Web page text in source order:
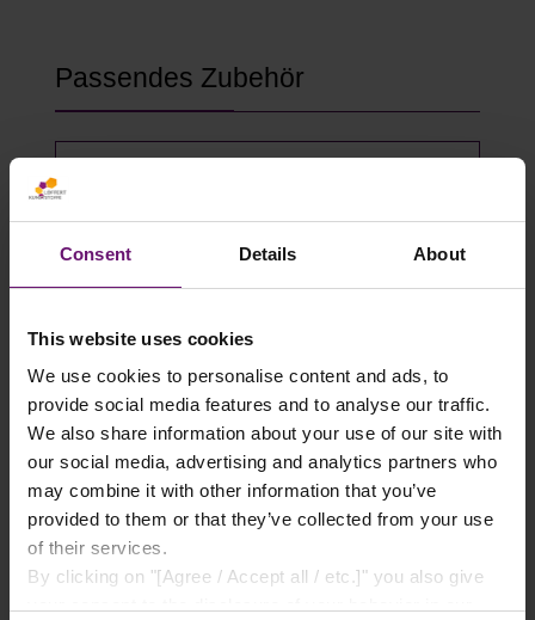
Consent Details About
This website uses cookies
We use cookies to personalise content and ads, to
provide social media features and to analyse our traffic.
We also share information about your use of our site with
our social media, advertising and analytics partners who
may combine it with other information that you’ve
provided to them or that they’ve collected from your use
of their services.
By clicking on "[Agree / Accept all / etc.]" you also give
Produktgalerie überspringen
Passendes Zubehör
Edelstahlschrauben inkl.
Neoprendichtung
0,39 €*
Details